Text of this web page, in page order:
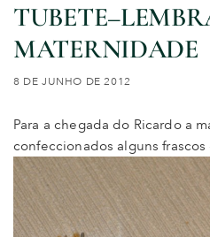
MATERNIDADE
8 DE JUNHO DE 2012
Para a chegada do Ricardo a
confeccionados alguns